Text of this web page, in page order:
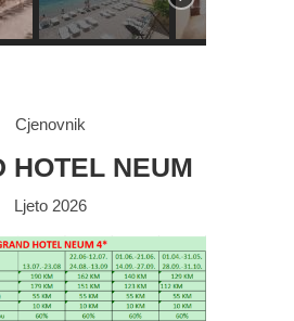
Cjenovnik
HOTEL NEUM
Ljeto 2026